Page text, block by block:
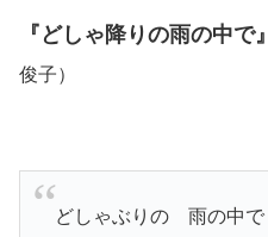
『どしゃ降りの雨の中で』
俊子）
どしゃぶりの 雨の中